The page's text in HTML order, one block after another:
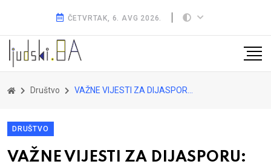
ČETVRTAK, 6. AVG 2026.
Društvo VAŽNE VIJESTI ZA DIJASPORU: Povratak niskobudžetne aviokompanije na bh. aerodrom
DRUŠTVO
VAŽNE VIJESTI ZA DIJASPORU: